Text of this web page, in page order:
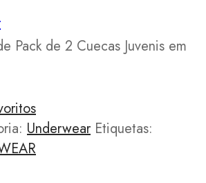
Pack de 2 Cuecas Juvenis em
Underwear Etiquetas: